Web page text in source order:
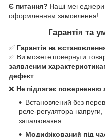
Є питання? Наші менеджери
оформленням замовлення!
Гарантія та
✅ Гарантія на
✅ Ви можете повернути
заявленим
дефект.
❌ Не підлягає поверненню
Встановлений без
реле-регулятора
запалювання.
Модифікований під